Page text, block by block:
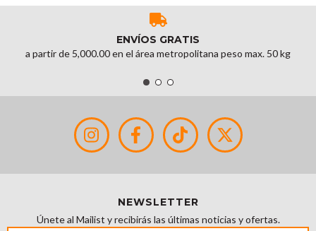
ENVÍOS GRATIS
a partir de 5,000.00 en el área metropolitana peso max. 50 kg
NEWSLETTER
Únete al Mailist y recibirás las últimas noticias y ofertas.